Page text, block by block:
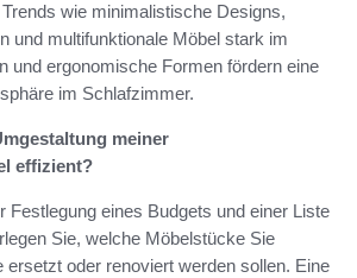
wie minimalistische Designs,
und multifunktionale Möbel stark im
und ergonomische Formen fördern eine
im Schlafzimmer.
meiner
effizient?
Festlegung eines Budgets und einer Liste
Sie, welche Möbelstücke Sie
ersetzt oder renoviert werden sollen. Eine